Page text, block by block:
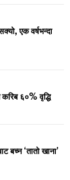
एक वर्षभन्दा
करिब ६०% वृद्धि
बच्न ‘तातो खाना’